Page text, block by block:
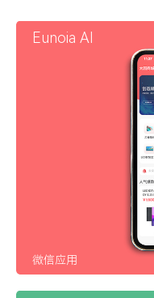
Eunoia AI
微信应用